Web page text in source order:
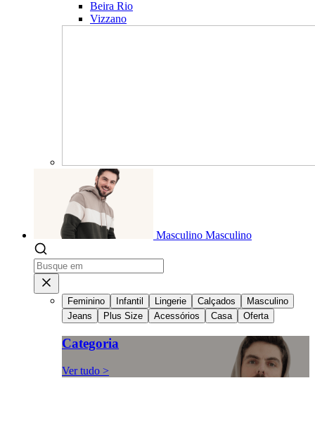
Beira Rio
Vizzano
Masculino Masculino
Feminino Infantil Lingerie Calçados
Masculino
Jeans
Plus Size Acessórios Casa Oferta
Categoria
Ver tudo >